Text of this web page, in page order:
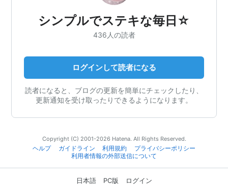
シンプルでステキな毎日☆
436人の読者
ログインして読者になる
読者になると、ブログの更新を簡単にチェックしたり、
更新通知を受け取ったりできるようになります。
Copyright (C) 2001-2026 Hatena. All Rights Reserved.
ヘルプ
ガイドライン 利用規約
プライバシーポリシー
利用者情報の外部送信について
日本語 PC版 ログイン